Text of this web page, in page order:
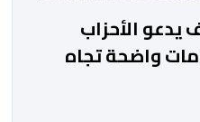
.. ائتلاف يدعو الأحزاب
واضحة تجاه